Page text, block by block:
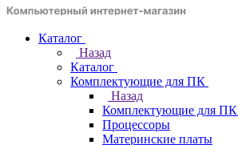
Каталог
Назад
Каталог
Комплектующие для ПК
Назад
Комплектующие для ПК
Процессоры
Материнские платы